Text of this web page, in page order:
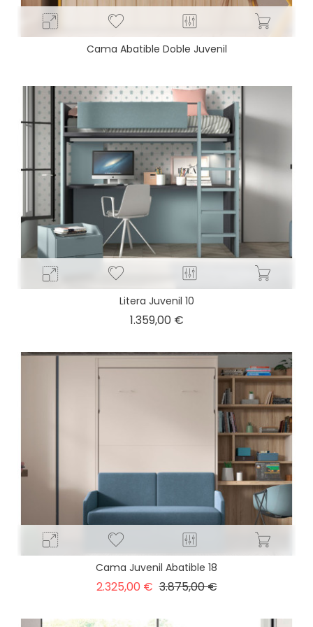
Cama Abatible Doble Juvenil
Litera Juvenil 10
1.359,00 €Precio
Cama Juvenil Abatible 18
2.325,00 € Precio
3.875,00 €Precio